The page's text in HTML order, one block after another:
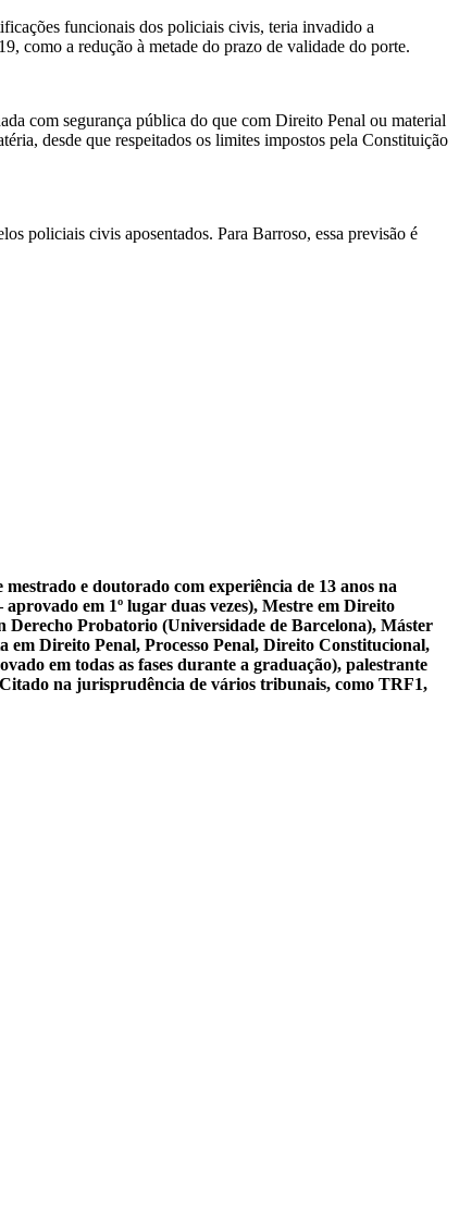
funcionais dos policiais civis, teria invadido a
como a redução à metade do prazo de validade do porte.
com segurança pública do que com Direito Penal ou material
desde que respeitados os limites impostos pela Constituição
policiais civis aposentados. Para Barroso, essa previsão é
e doutorado com experiência de 13 anos na
em 1º lugar duas vezes), Mestre em Direito
Derecho Probatorio (Universidade de Barcelona), Máster
Direito Penal, Processo Penal, Direito Constitucional,
em todas as fases durante a graduação), palestrante
na jurisprudência de vários tribunais, como TRF1,